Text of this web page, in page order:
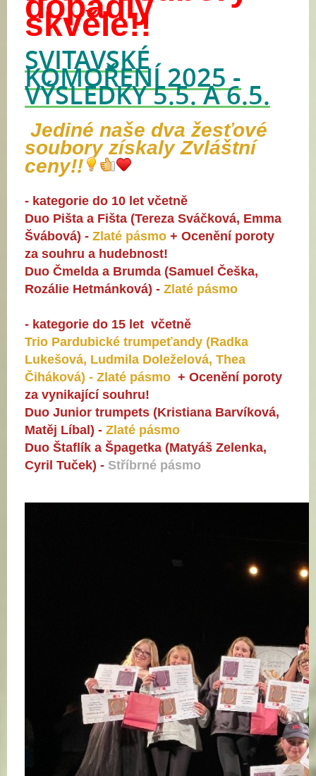
skvěle!!
SVITAVSKÉ
KOMOŘENÍ 2025 -
VÝSLEDKY 5.5. A 6.5.
Jediné naše dva žesťové
soubory získaly Zvláštní
ceny!!
- kategorie do 10 let včetně
Duo Pišta a Fišta (Tereza Sváčková, Emma
Švábová) - Zlaté pásmo + Ocenění poroty
za souhru a hudebnost!
Duo Čmelda a Brumda (Samuel Češka,
Rozálie Hetmánková) - Zlaté pásmo
- kategorie do 15 let včetně
Trio Pardubické trumpeťandy (Radka
Lukešová, Ludmila Doleželová, Thea
Čiháková) - Zlaté pásmo + Ocenění poroty
za vynikající souhru!
Duo Junior trumpets (Kristiana Barvíková,
Matěj Líbal) - Zlaté pásmo
Duo Štaflík a Špagetka (Matyáš Zelenka,
Cyril Tuček) - Stříbrné pásmo